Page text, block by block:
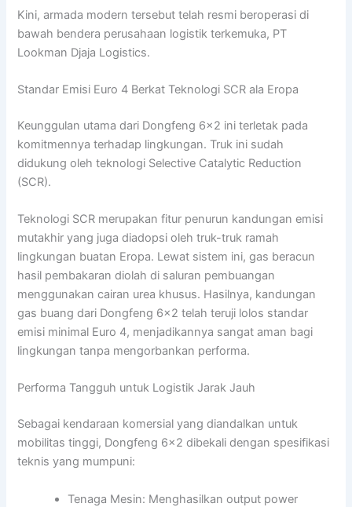
Kini, armada modern tersebut telah resmi beroperasi di
bawah bendera perusahaan logistik terkemuka, PT
Lookman Djaja Logistics.
Standar Emisi Euro 4 Berkat Teknologi SCR ala Eropa
Keunggulan utama dari Dongfeng 6×2 ini terletak pada
komitmennya terhadap lingkungan. Truk ini sudah
didukung oleh teknologi Selective Catalytic Reduction
(SCR).
Teknologi SCR merupakan fitur penurun kandungan emisi
mutakhir yang juga diadopsi oleh truk-truk ramah
lingkungan buatan Eropa. Lewat sistem ini, gas beracun
hasil pembakaran diolah di saluran pembuangan
menggunakan cairan urea khusus. Hasilnya, kandungan
gas buang dari Dongfeng 6×2 telah teruji lolos standar
emisi minimal Euro 4, menjadikannya sangat aman bagi
lingkungan tanpa mengorbankan performa.
Performa Tangguh untuk Logistik Jarak Jauh
Sebagai kendaraan komersial yang diandalkan untuk
mobilitas tinggi, Dongfeng 6×2 dibekali dengan spesifikasi
teknis yang mumpuni:
Tenaga Mesin: Menghasilkan output power